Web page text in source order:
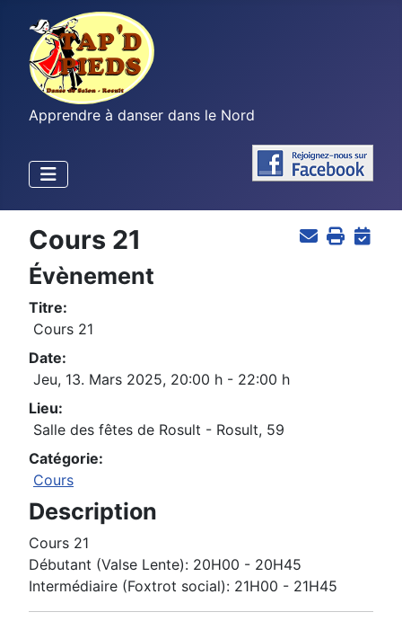
Apprendre à danser dans le Nord
Cours 21
Évènement
Titre:
Cours 21
Date:
Jeu, 13. Mars 2025, 20:00 h - 22:00 h
Lieu:
Salle des fêtes de Rosult - Rosult, 59
Catégorie:
Cours
Description
Cours 21
Débutant (Valse Lente): 20H00 - 20H45
Intermédiaire (Foxtrot social): 21H00 - 21H45